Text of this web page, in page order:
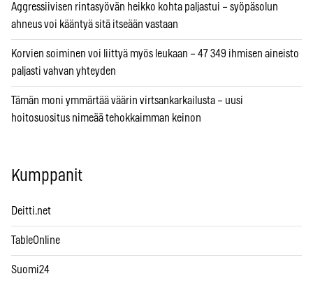
Aggressiivisen rintasyövän heikko kohta paljastui – syöpäsolun
ahneus voi kääntyä sitä itseään vastaan
Korvien soiminen voi liittyä myös leukaan – 47 349 ihmisen aineisto
paljasti vahvan yhteyden
Tämän moni ymmärtää väärin virtsankarkailusta – uusi
hoitosuositus nimeää tehokkaimman keinon
Kumppanit
Deitti.net
TableOnline
Suomi24